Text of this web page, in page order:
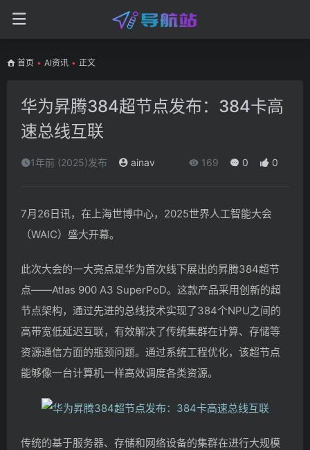
首页 • AI资讯 • 正文
华为昇腾384超节点发布：384卡高
速总线互联
1年前 (2025)发布 ainav 169 0 0
7月26日讯，在上海世博中心，2025世界人工智能大会
（WAIC）盛大开幕。
此次大会的一大亮点是华为首次线下展出的昇腾384超节
点——Atlas 900 A3 SuperPoD。这款产品采用创新的超
节点架构，通过先进的总线技术实现了384个NPU之间的
高带宽低延迟互联，有效解决了传统集群在计算、存储等
资源通信方面的瓶颈问题。通过系统工程优化，该超节点
能够像一台计算机一样高效调度各类资源。
传统的基于服务器、存储和网络设备的集群在进行大规模